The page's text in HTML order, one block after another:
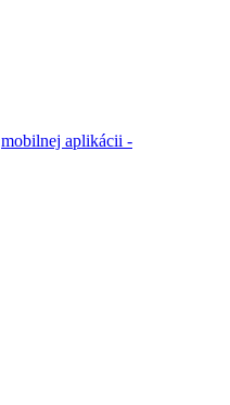
mobilnej aplikácii -